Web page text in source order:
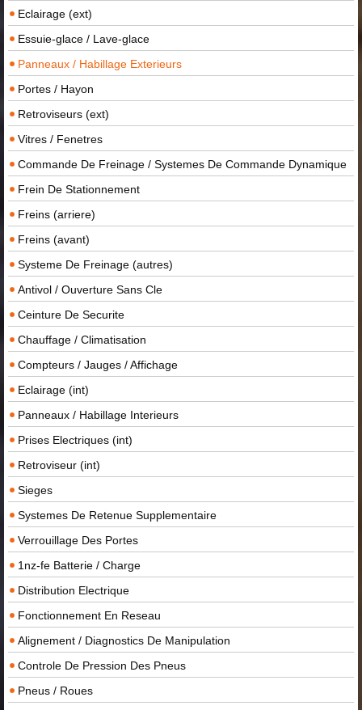
Eclairage (ext)
Essuie-glace / Lave-glace
Panneaux / Habillage Exterieurs
Portes / Hayon
Retroviseurs (ext)
Vitres / Fenetres
Commande De Freinage / Systemes De Commande Dynamique
Frein De Stationnement
Freins (arriere)
Freins (avant)
Systeme De Freinage (autres)
Antivol / Ouverture Sans Cle
Ceinture De Securite
Chauffage / Climatisation
Compteurs / Jauges / Affichage
Eclairage (int)
Panneaux / Habillage Interieurs
Prises Electriques (int)
Retroviseur (int)
Sieges
Systemes De Retenue Supplementaire
Verrouillage Des Portes
1nz-fe Batterie / Charge
Distribution Electrique
Fonctionnement En Reseau
Alignement / Diagnostics De Manipulation
Controle De Pression Des Pneus
Pneus / Roues